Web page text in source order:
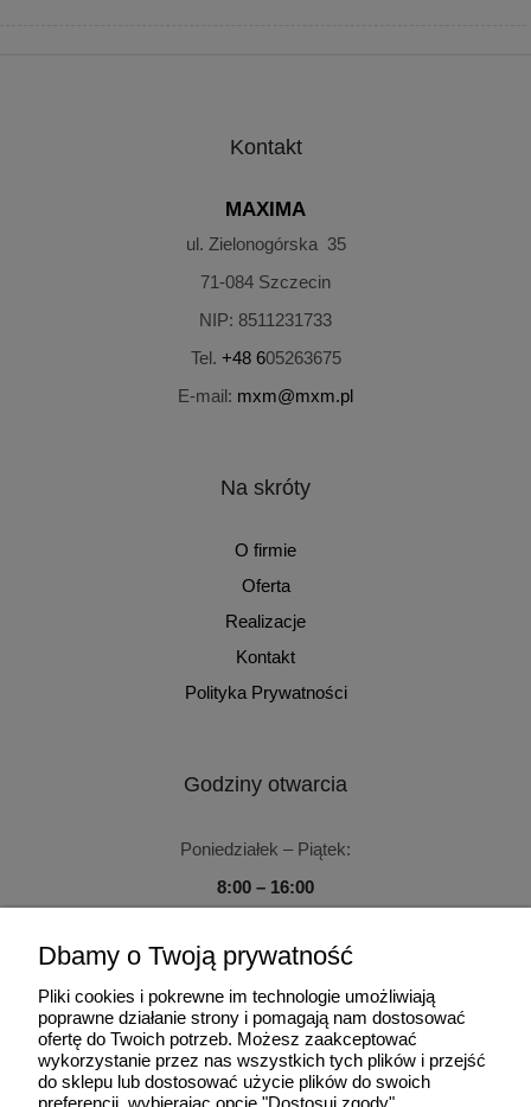
Kontakt
MAXIMA
ul. Zielonogórska 35
71-084 Szczecin
NIP: 8511231733
Tel. +48 605263675
E-mail: mxm@mxm.pl
Na skróty
O firmie
Oferta
Realizacje
Kontakt
Polityka Prywatności
Godziny otwarcia
Poniedziałek – Piątek:
8:00 – 16:00
Zamknięte
Użytkowanie sklepu oznacza zgodę na wykorzystywanie plików
Dbamy o Twoją prywatność
Pliki cookies i pokrewne im technologie umożliwiają
poprawne działanie strony i pomagają nam dostosować
ofertę do Twoich potrzeb. Możesz zaakceptować
wykorzystanie przez nas wszystkich tych plików i przejść
do sklepu lub dostosować użycie plików do swoich
preferencji, wybierając opcję "Dostosuj zgody".